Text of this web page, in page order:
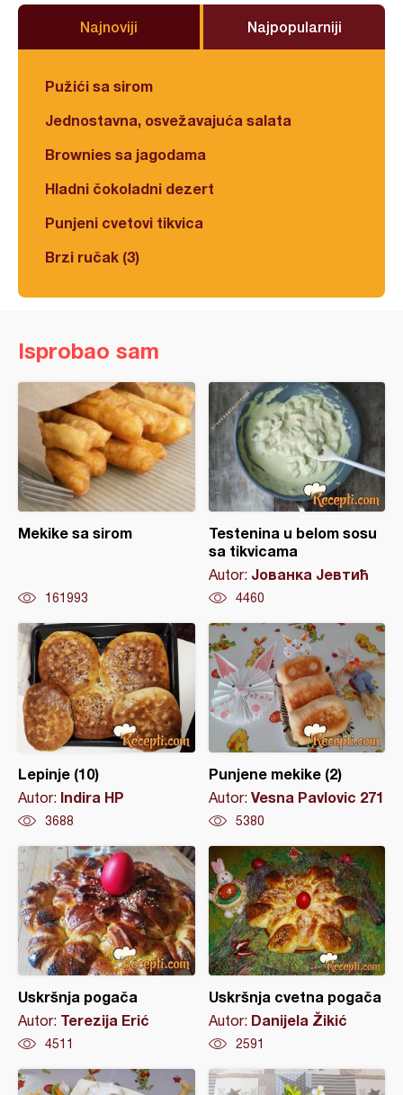
Najnoviji Najpopularniji
Pužići sa sirom
Jednostavna, osvežavajuća salata
Brownies sa jagodama
Hladni čokoladni dezert
Punjeni cvetovi tikvica
Brzi ručak (3)
Isprobao sam
Mekike sa sirom
161993
Testenina u belom sosu
sa tikvicama
Autor: Јованка Јевтић
4460
Lepinje (10)
Autor: Indira HP
3688
Punjene mekike (2)
Autor: Vesna Pavlovic 271
5380
Uskršnja pogača
Autor: Terezija Erić
4511
Uskršnja cvetna pogača
Autor: Danijela Žikić
2591